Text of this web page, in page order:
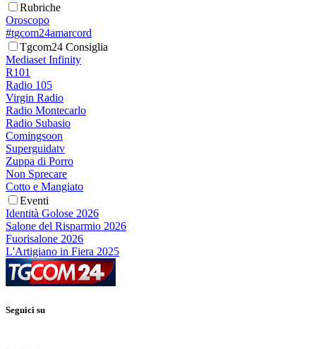
Rubriche
Oroscopo
#tgcom24amarcord
Tgcom24 Consiglia
Mediaset Infinity
R101
Radio 105
Virgin Radio
Radio Montecarlo
Radio Subasio
Comingsoon
Superguidatv
Zuppa di Porro
Non Sprecare
Cotto e Mangiato
Eventi
Identità Golose 2026
Salone del Risparmio 2026
Fuorisalone 2026
L'Artigiano in Fiera 2025
Seguici su